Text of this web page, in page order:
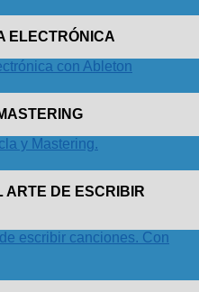
ELECTRÓNICA
ARTE DE ESCRIBIR